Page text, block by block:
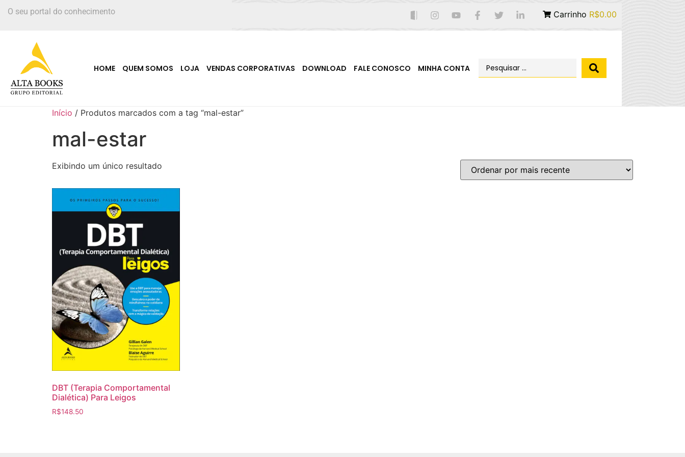
O seu portal do conhecimento Carrinho R$0.00
HOME QUEM SOMOS LOJA VENDAS CORPORATIVAS DOWNLOAD FALE CONOSCO MINHA CONTA
Início / Produtos marcados com a tag “mal-estar”
mal-estar
Exibindo um único resultado
DBT (Terapia Comportamental
Dialética) Para Leigos
R$148.50